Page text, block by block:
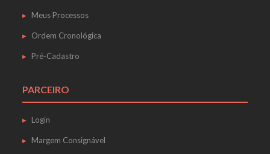
Meus Processos
Ordem Cronológica
Pré-Cadastro
PARCEIRO
Login
Margem Consignável